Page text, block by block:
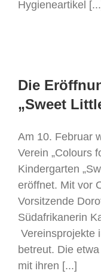
Hygieneartikel
Die
„Sweet
Am 10. Februar
Verein „Colours
Kindergarten
eröffnet. Mit vor
Vorsitzende
Südafrikanerin
Vereinsprojekte
betreut. Die
mit ihren [...]